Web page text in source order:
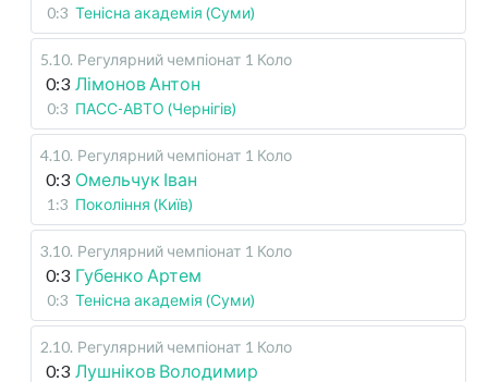
0:3 Тенісна академія (Суми)
5.10. Регулярний чемпіонат 1 Коло
0:3 Лімонов Антон
0:3 ПАСС-АВТО (Чернігів)
4.10. Регулярний чемпіонат 1 Коло
0:3 Омельчук Іван
1:3 Покоління (Київ)
3.10. Регулярний чемпіонат 1 Коло
0:3 Губенко Артем
0:3 Тенісна академія (Суми)
2.10. Регулярний чемпіонат 1 Коло
0:3 Лушніков Володимир